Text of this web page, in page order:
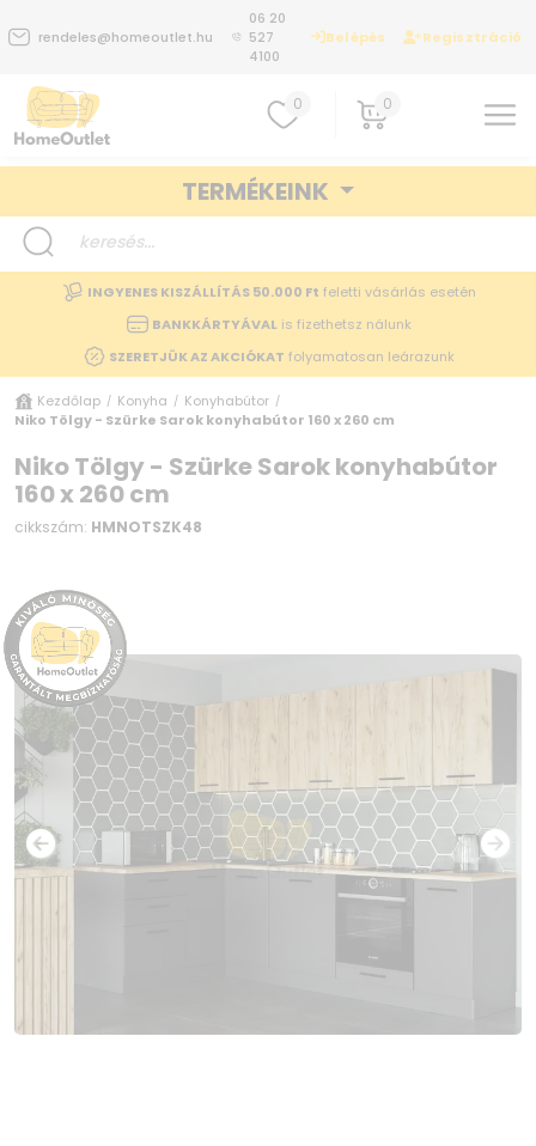
rendeles@homeoutlet.hu
06 20
527
4100
Belépés Regisztráció
0 0
TERMÉKEINK
INGYENES KISZÁLLÍTÁS 50.000 Ft feletti vásárlás esetén
BANKKÁRTYÁVALis fizethetsz nálunk
SZERETJÜK AZ AKCIÓKAT folyamatosan leárazunk
Kezdőlap / Konyha / Konyhabútor /
Niko Tölgy - Szürke Sarok konyhabútor 160 x 260 cm
Niko Tölgy - Szürke Sarok konyhabútor
160 x 260 cm
cikkszám: HMNOTSZK48